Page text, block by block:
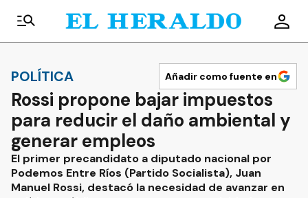
POLÍTICA Añadir como fuente en
Rossi propone bajar impuestos
para reducir el daño ambiental y
generar empleos
El primer precandidato a diputado nacional por
Podemos Entre Ríos (Partido Socialista), Juan
Manuel Rossi, destacó la necesidad de avanzar en